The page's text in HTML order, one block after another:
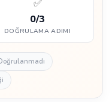
✅
0/3
DOĞRULAMA ADIMI